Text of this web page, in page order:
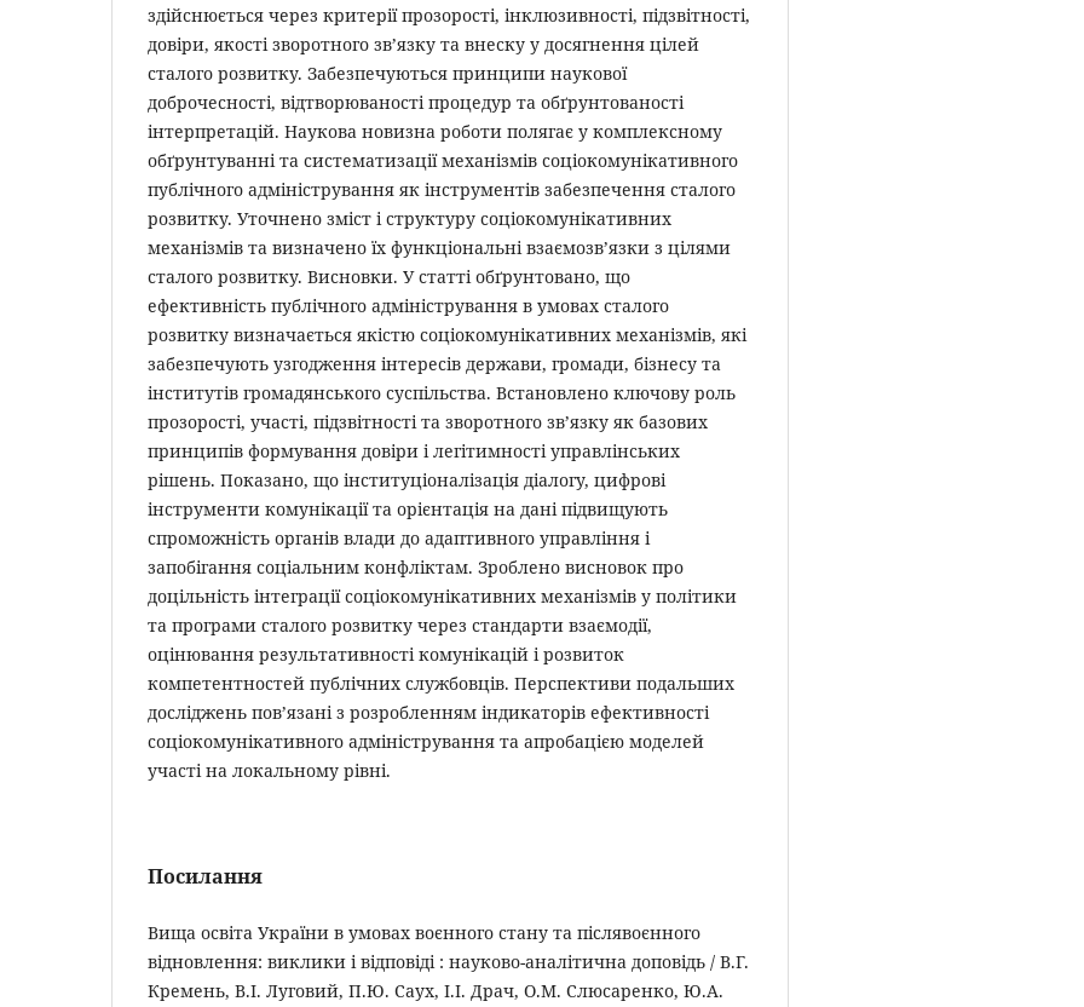
здійснюється через критерії прозорості, інклюзивності, підзвітності,
довіри, якості зворотного зв’язку та внеску у досягнення цілей
сталого розвитку. Забезпечуються принципи наукової
доброчесності, відтворюваності процедур та обґрунтованості
інтерпретацій. Наукова новизна роботи полягає у комплексному
обґрунтуванні та систематизації механізмів соціокомунікативного
публічного адміністрування як інструментів забезпечення сталого
розвитку. Уточнено зміст і структуру соціокомунікативних
механізмів та визначено їх функціональні взаємозв’язки з цілями
сталого розвитку. Висновки. У статті обґрунтовано, що
ефективність публічного адміністрування в умовах сталого
розвитку визначається якістю соціокомунікативних механізмів, які
забезпечують узгодження інтересів держави, громади, бізнесу та
інститутів громадянського суспільства. Встановлено ключову роль
прозорості, участі, підзвітності та зворотного зв’язку як базових
принципів формування довіри і легітимності управлінських
рішень. Показано, що інституціоналізація діалогу, цифрові
інструменти комунікації та орієнтація на дані підвищують
спроможність органів влади до адаптивного управління і
запобігання соціальним конфліктам. Зроблено висновок про
доцільність інтеграції соціокомунікативних механізмів у політики
та програми сталого розвитку через стандарти взаємодії,
оцінювання результативності комунікацій і розвиток
компетентностей публічних службовців. Перспективи подальших
досліджень пов’язані з розробленням індикаторів ефективності
соціокомунікативного адміністрування та апробацією моделей
участі на локальному рівні.
Посилання
Вища освіта України в умовах воєнного стану та післявоєнного
відновлення: виклики і відповіді : науково-аналітична доповідь / В.Г.
Кремень, В.І. Луговий, П.Ю. Саух, І.І. Драч, О.М. Слюсаренко, Ю.А.